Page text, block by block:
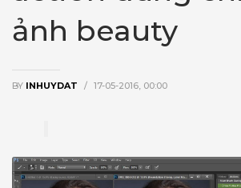
ảnh beauty
BY INHUYDAT / 17-05-2016, 00:00